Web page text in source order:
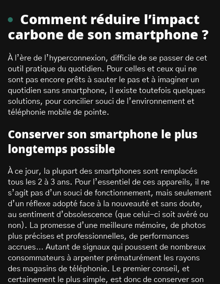
Comment réduire l’impact
carbone de son smartphone ?
À l’ère de l’hyperconnexion, difficile de se passer de cet
outil pratique du quotidien. Pour celles et ceux qui ne
sont pas encore prêts à sauter le pas et à imaginer un
quotidien sans smartphone, il existe toutefois quelques
solutions, pour concilier souci de l’environnement et
téléphonie mobile de pointe.
Conserver son smartphone le plus
longtemps possible
À ce jour, la plupart des smartphones sont remplacés
tous les 2 à 3 ans. Pour l’essentiel de ces appareils, il ne
s’agit pas d’un souci de fonctionnement, mais seulement
d’un réflexe adopté face à la nouveauté et sans doute,
au sentiment d’obsolescence (que celui-ci soit avéré ou
non). La promesse d’une meilleure mémoire, de photos
plus précises et professionnelles, de performances
accrues… Autant de signaux qui poussent de nombreux
consommateurs à arpenter prématurément les rayons
des magasins de téléphonie. Le premier conseil, et
certainement le plus simple, est donc de conserver son